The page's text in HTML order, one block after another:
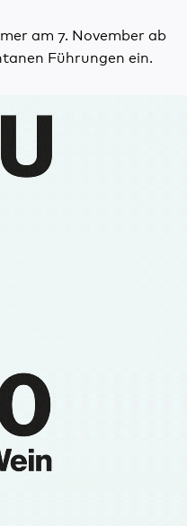
am 7. November ab
Führungen ein.